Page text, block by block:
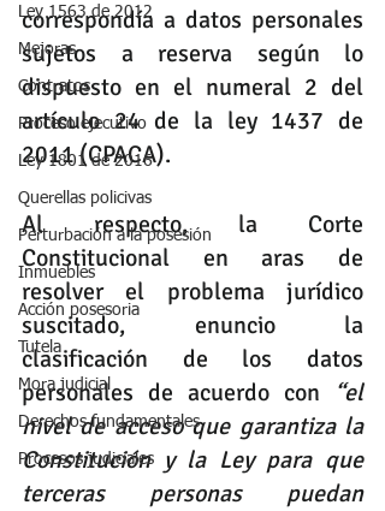
Ley 1563 de 2012
Mejoras
Contratos
Proceso ejecutivo
Ley 1801 de 2016
Querellas policivas
Perturbación a la posesión
Inmuebles
Acción posesoria
Tutela
Mora judicial
Derechos fundamentales
Procesos judiciales
correspondía a datos personales
sujetos a reserva según lo
dispuesto en el numeral 2 del
artículo 24 de la ley 1437 de
2011 (CPACA).
Al respecto, la Corte
Constitucional en aras de
resolver el problema jurídico
suscitado, enuncio la
clasificación de los datos
personales de acuerdo con
“el
nivel de acceso que garantiza la
Constitución y la Ley para que
terceras personas puedan